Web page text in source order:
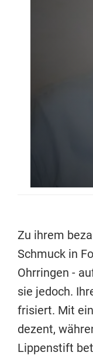
Zu ihrem
Schmuck in
Ohrringen -
sie jedoch.
frisiert. Mit
dezent,
Lippenstift